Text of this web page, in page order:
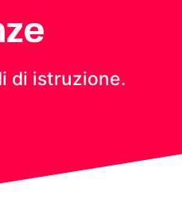
di istruzione.